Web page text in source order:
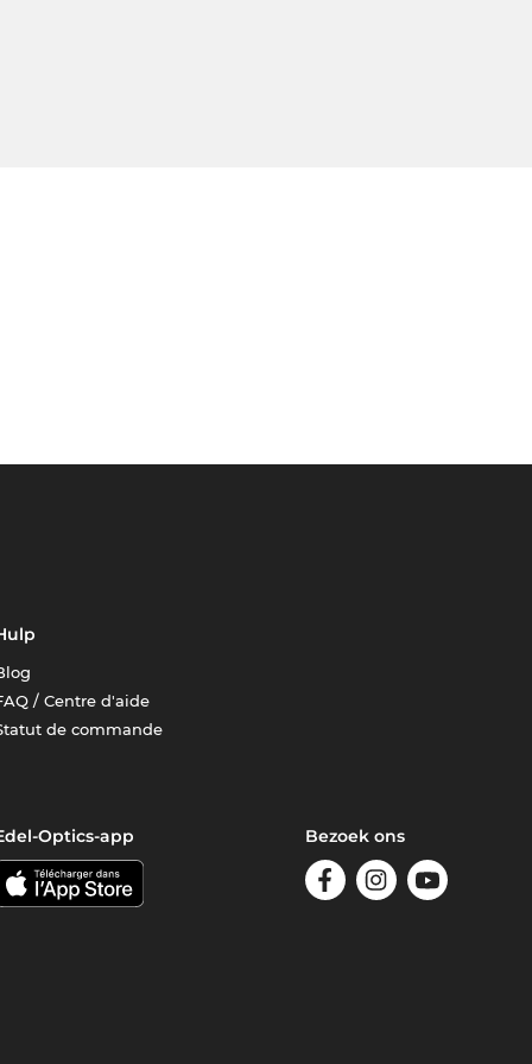
/ Centre d'aide
de commande
Optics-app Bezoek ons